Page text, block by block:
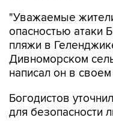
"Уважаемые
опасностью
пляжи в
Дивноморском
написал он в
Богодистов
для безопасности